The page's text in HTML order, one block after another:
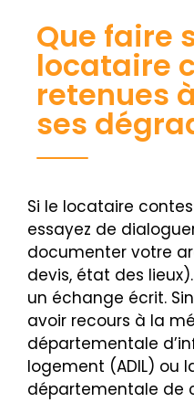
Que faire
locataire
retenues
ses
Si le locataire
essayez de
documenter votre
devis, état des
un échange écrit.
avoir recours à la
départementale
logement (ADIL) ou
départementale de